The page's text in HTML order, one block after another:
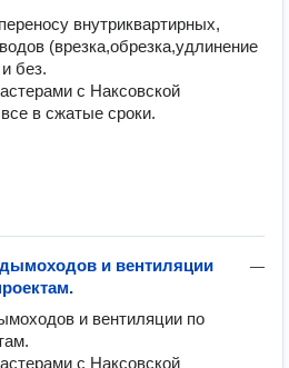
внутриквартирных,
(врезка,обрезка,удлинение
без.
с Наксовской
в сжатые сроки.
—
и вентиляции
и вентиляции по
с Наксовской